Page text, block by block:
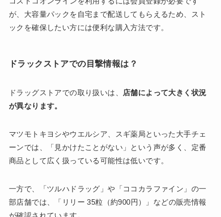
が、大容量パックを自宅まで配送してもらえるため、スト
ックを確保したい方には便利な購入方法です。
ドラックストアでの目撃情報は？
ドラッグストアでの取り扱いは、
店舗によって大きく状況
が異なります。
マツモトキヨシやウエルシア、スギ薬局といった大手チェ
ーンでは、「見かけたことがない」という声が多く、定番
商品として広く扱っている可能性は低いです。
一方で、「ツルハドラッグ」や「ココカラファイン」の一
部店舗では、「リリー 35粒（約900円）」などの販売情報